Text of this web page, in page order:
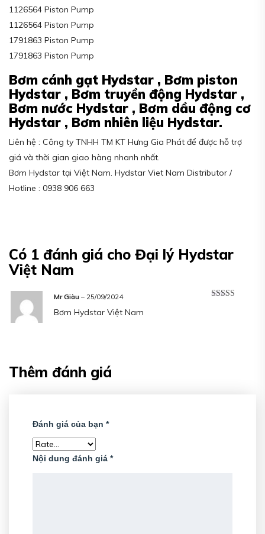
1126564 Piston Pump
1126564 Piston Pump
1791863 Piston Pump
1791863 Piston Pump
Bơm cánh gạt Hydstar , Bơm piston
Hydstar , Bơm truyền động Hydstar ,
Bơm nước Hydstar , Bơm dầu động cơ
Hydstar , Bơm nhiên liệu Hydstar.
Liên hệ : Công ty TNHH TM KT Hưng Gia Phát để được hỗ trợ
giá và thời gian giao hàng nhanh nhất.
Bơm Hydstar tại Việt Nam. Hydstar Viet Nam Distributor /
Hotline : 0938 906 663
Có 1 đánh giá cho Đại lý Hydstar
Việt Nam
Mr Giàu – 25/09/2024
Bơm Hydstar Việt Nam
Thêm đánh giá
Đánh giá của bạn *
Nội dung đánh giá *